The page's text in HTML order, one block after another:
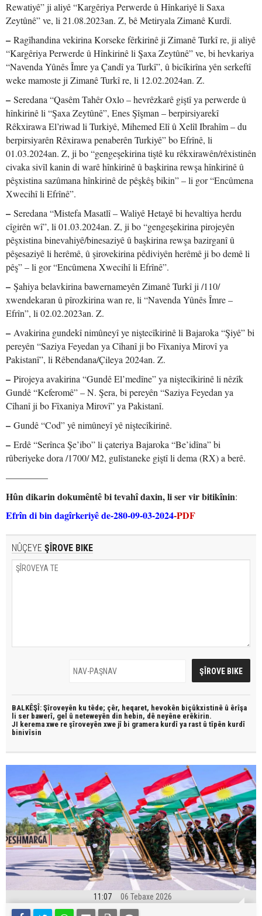
Rewatiyê” ji aliyê “Kargêriya Perwerde û Hînkariyê li Saxa
Zeytûnê” ve, li 21.08.2023an. Z, bê Metiryala Zimanê Kurdî.
– Ragîhandina vekirina Korseke fêrkirinê ji Zimanê Turkî re, ji aliyê
“Kargêriya Perwerde û Hînkirinê li Şaxa Zeytûnê” ve, bi hevkariya
“Navenda Yûnês Îmre ya Çandî ya Turkî”, û bicîkirîna yên serkeftî
weke mamoste ji Zimanê Turkî re, li 12.02.2024an. Z.
– Seredana “Qasêm Tahêr Oxlo – hevrêzkarê giştî ya perwerde û
hînkirinê li “Şaxa Zeytûnê”, Enes Şîşman – berpirsiyarekî
Rêkxirawa El’riwad li Turkiyê, Mihemed Elî û Xelîl Ibrahîm – du
berpirsiyarên Rêxirawa penaberên Turkiyê” bo Efrînê, li
01.03.2024an. Z, ji bo “gengeşekirina tiştê ku rêkxirawên/rêxistinên
civaka sivîl kanin di warê hînkirinê û başkirina rewşa hînkirinê û
pêşxistina sazûmana hînkirinê de pêşkêş bikin” – li gor “Encûmena
Xwecihî li Efrînê”.
– Seredana “Mistefa Masatlî – Waliyê Hetayê bi hevaltiya herdu
cîgirên wî”, li 01.03.2024an. Z, ji bo “gengeşekirina pirojeyên
pêşxistina binevahiyê/binesaziyê û başkirina rewşa bazirganî û
pêşesaziyê li herêmê, û şirovekirina pêdiviyên herêmê ji bo demê li
pêş” – li gor “Encûmena Xwecihî li Efrînê”.
– Şahiya belavkirina bawernameyên Zimanê Turkî ji /110/
xwendekaran û pîrozkirina wan re, li “Navenda Yûnês Îmre –
Efrîn”, li 02.02.2023an. Z.
– Avakirina gundekî nimûneyî ye niştecîkirinê li Bajaroka “Şiyê” bi
pereyên “Saziya Feyedan ya Cîhanî ji bo Fîxaniya Mirovî ya
Pakistanî”, li Rêbendana/Çileya 2024an. Z.
– Pirojeya avakirina “Gundê El’medîne” ya niştecîkirinê li nêzîk
Gundê “Keferomê” – N. Şera, bi pereyên “Saziya Feyedan ya
Cîhanî ji bo Fîxaniya Mirovî” ya Pakistanî.
– Gundê “Cod” yê nimûneyî yê niştecîkirinê.
– Erdê “Serînca Şe’ibo” li çateriya Bajaroka “Be’idîna” bi
rûberiyeke dora /1700/ M2, gulîstaneke giştî li dema (RX) a berê.
————–
Hûn dikarin dokumêntê bi tevahî daxin, li ser vir bitikînin:
Efrîn di bin dagîrkeriyê de-280-09-03-2024-PDF
NÛÇEYE ŞÎROVE BIKE
BALKÊŞÎ: Şîroveyên ku têde; çêr, heqaret, hevokên biçûkxistinê û êrîşa
li ser bawerî, gel û neteweyên din hebin, dê neyêne erêkirin.
JI kerema xwe re şîroveyên xwe jî bi gramera kurdî ya rast û tîpên kurdî
binivîsin
11:07 06 Tebaxe 2026